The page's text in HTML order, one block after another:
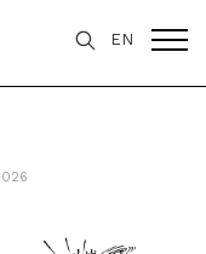
EN